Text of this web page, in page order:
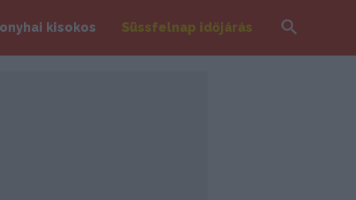
kisokos Süssfelnap időjárás Search